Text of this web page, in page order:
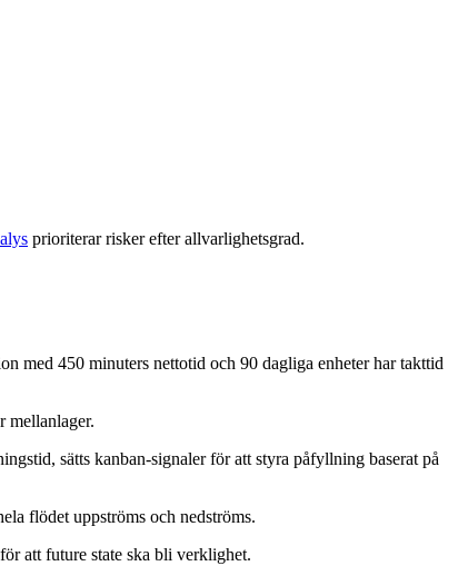
prioriterar risker efter allvarlighetsgrad.
med 450 minuters nettotid och 90 dagliga enheter har takttid
mellanlager.
sätts kanban-signaler för att styra påfyllning baserat på
flödet uppströms och nedströms.
att future state ska bli verklighet.